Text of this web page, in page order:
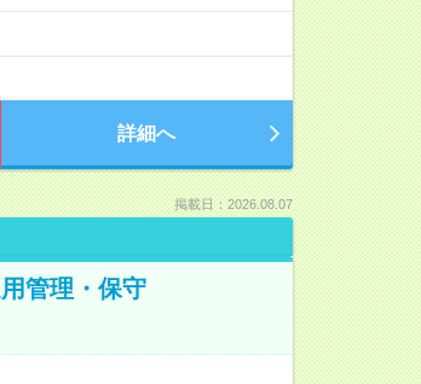
詳細へ
掲載日：2026.08.07
管理・保守